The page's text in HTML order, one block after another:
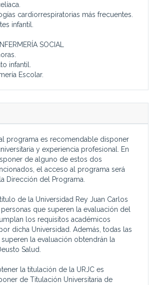
cardiorrespiratorias más frecuentes.
infantil.
SOCIAL
infantil.
Escolar.
programa es recomendable disponer
y experiencia profesional. En
de alguno de estos dos
el acceso al programa será
Dirección del Programa.
de la Universidad Rey Juan Carlos
que superen la evaluación del
los requisitos académicos
dicha Universidad. Además, todas las
la evaluación obtendrán la
Salud.
la titulación de la URJC es
de Titulación Universitaria de